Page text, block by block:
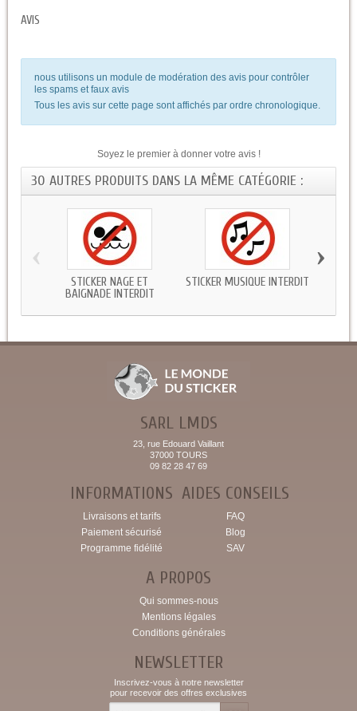
AVIS
nous utilisons un module de modération des avis pour contrôler
les spams et faux avis
Tous les avis sur cette page sont affichés par ordre chronologique.
Soyez le premier à donner votre avis !
30 AUTRES PRODUITS DANS LA MÊME CATÉGORIE :
STICKER NAGE ET
BAIGNADE INTERDIT
STICKER MUSIQUE INTERDIT
‹ ›
SARL LMDS
23, rue Edouard Vaillant
37000 TOURS
09 82 28 47 69
INFORMATIONS
Livraisons et tarifs
Paiement sécurisé
Programme fidélité
AIDES CONSEILS
FAQ
Blog
SAV
A PROPOS
Qui sommes-nous
Mentions légales
Conditions générales
NEWSLETTER
Inscrivez-vous à notre newsletter
pour recevoir des offres exclusives